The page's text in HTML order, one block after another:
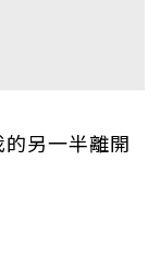
另一半離開